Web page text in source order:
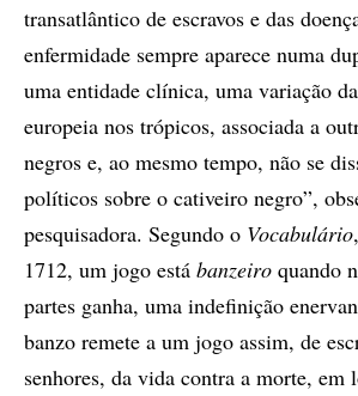
transatlântico de escravos e das
enfermidade sempre aparece numa
uma entidade clínica, uma variação
europeia nos trópicos, associada a
negros e, ao mesmo tempo, não se
políticos sobre o cativeiro negro”,
pesquisadora. Segundo o Vocabulário
1712, um jogo está banzeiro quando
partes ganha, uma indefinição
banzo remete a um jogo assim, de
senhores, da vida contra a morte, em